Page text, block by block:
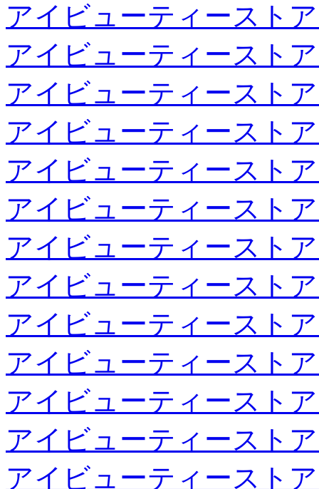
アイビューティースト
アイビューティースト
アイビューティースト
アイビューティースト
アイビューティースト
アイビューティースト
アイビューティースト
アイビューティースト
アイビューティースト
アイビューティースト
アイビューティースト
アイビューティースト
アイビューティースト